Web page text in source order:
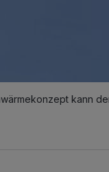
kann